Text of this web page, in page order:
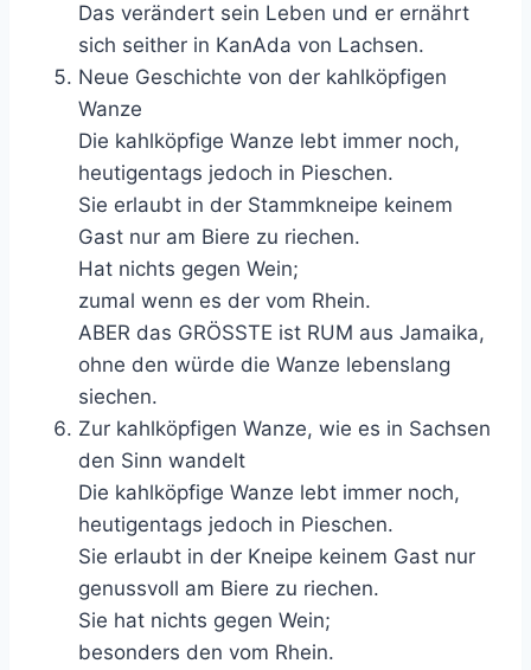
Das verändert sein Leben und er ernährt
sich seither in KanAda von Lachsen.
Neue Geschichte von der kahlköpfigen
Wanze
Die kahlköpfige Wanze lebt immer noch,
heutigentags jedoch in Pieschen.
Sie erlaubt in der Stammkneipe keinem
Gast nur am Biere zu riechen.
Hat nichts gegen Wein;
zumal wenn es der vom Rhein.
ABER das GRÖSSTE ist RUM aus Jamaika,
ohne den würde die Wanze lebenslang
siechen.
Zur kahlköpfigen Wanze, wie es in Sachsen
den Sinn wandelt
Die kahlköpfige Wanze lebt immer noch,
heutigentags jedoch in Pieschen.
Sie erlaubt in der Kneipe keinem Gast nur
genussvoll am Biere zu riechen.
Sie hat nichts gegen Wein;
besonders den vom Rhein.